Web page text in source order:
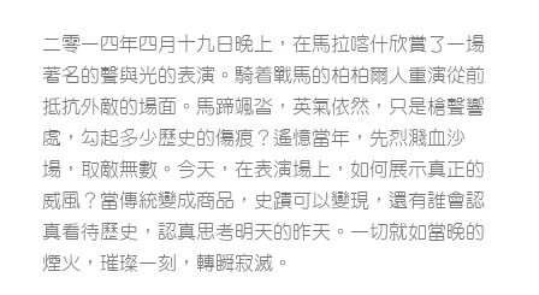
二零一四年四月十九日晚上，在馬拉喀什欣賞了一場
著名的聲與光的表演。騎着戰馬的柏柏爾人重演從前
抵抗外敵的場面。馬蹄颯沓，英氣依然，只是槍聲響
處，勾起多少歷史的傷痕？遙憶當年，先烈濺血沙
場，取敵無數。今天，在表演場上，如何展示真正的
威風？當傳統變成商品，史蹟可以變現，還有誰會認
真看待歷史，認真思考明天的昨天。一切就如當晚的
煙火，璀璨一刻，轉瞬寂滅。